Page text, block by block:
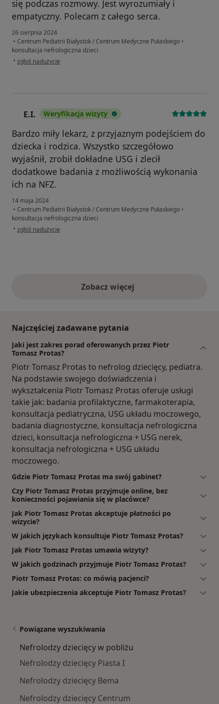
się podczas rozmowy. Jest wyrozumiały i
empatyczny. Polecam z całego serca.
26 sierpnia 2024
• Centrum Pediatrii Białystok / Centrum Medyczne Pułaskiego •
konsultacja nefrologiczna dzieci
• w opinii użytkownika Marta
zgłoś nadużycie
E.I. Weryfikacja wizyty
Bardzo miły lekarz, z przyjaznym podejściem do
dziecka i rodzica. Wszystko szczegółowo
wyjaśnił, zrobił dokładne USG i zlecił
dodatkowe badania z możliwością wykonania
ich na NFZ.
14 maja 2024
• Centrum Pediatrii Białystok / Centrum Medyczne Pułaskiego •
konsultacja nefrologiczna dzieci
• w opinii użytkownika E.I.
zgłoś nadużycie
Zobacz więcejopinie powyżej
Najczęściej zadawane pytania
Jaki jest zakres porad oferowanych przez Piotr
Tomasz Protas?
Piotr Tomasz Protas to nefrolog dziecięcy, pediatra.
Na podstawie swojego doświadczenia i
wykształcenia Piotr Tomasz Protas oferuje usługi
takie jak: badania profilaktyczne, farmakoterapia,
konsultacja pediatryczna, USG układu moczowego,
badania diagnostyczne, konsultacja nefrologiczna
dzieci, konsultacja nefrologiczna + USG nerek,
konsultacja nefrologiczna + USG układu
moczowego.
Gdzie Piotr Tomasz Protas ma swój gabinet?
Czy Piotr Tomasz Protas przyjmuje online, bez
konieczności pojawiania się w placówce?
Jak Piotr Tomasz Protas akceptuje płatności po
wizycie?
W jakich językach konsultuje Piotr Tomasz Protas?
Jak Piotr Tomasz Protas umawia wizyty?
W jakich godzinach przyjmuje Piotr Tomasz Protas?
Piotr Tomasz Protas: co mówią pacjenci?
Jakie ubezpieczenia akceptuje Piotr Tomasz Protas?
Powiązane wyszukiwania
Nefrolodzy dziecięcy w pobliżu
Nefrolodzy dziecięcy Piasta I
Nefrolodzy dziecięcy Bema
Nefrolodzy dziecięcy Centrum